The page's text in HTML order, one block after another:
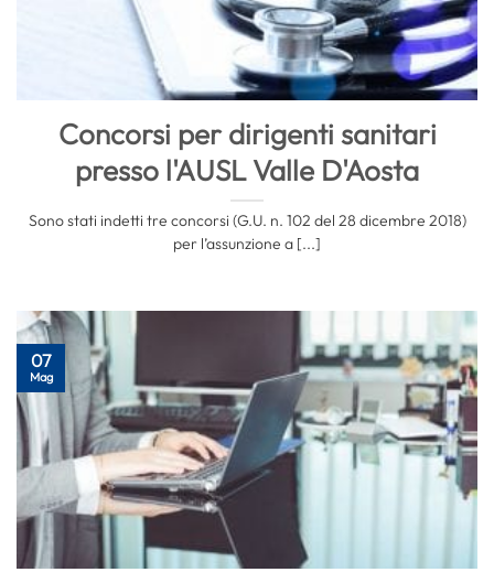
Concorsi per dirigenti sanitari
presso l'AUSL Valle D'Aosta
Sono stati indetti tre concorsi (G.U. n. 102 del 28 dicembre 2018)
per l’assunzione a [...]
07
Mag